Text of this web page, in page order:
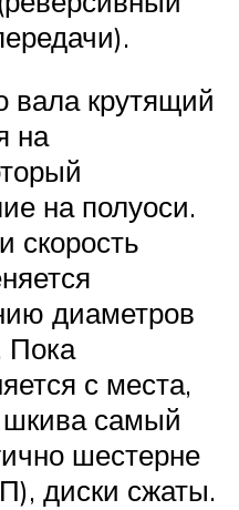
вала крутящий
на
на полуоси.
скорость
диаметров
Пока
с места,
самый
шестерне
диски сжаты.